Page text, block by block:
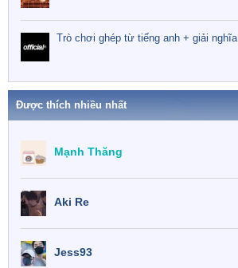
Trò chơi ghép từ tiếng anh + giải nghĩa
Được thích nhiều nhất
Mạnh Thăng
Aki Re
Jess93